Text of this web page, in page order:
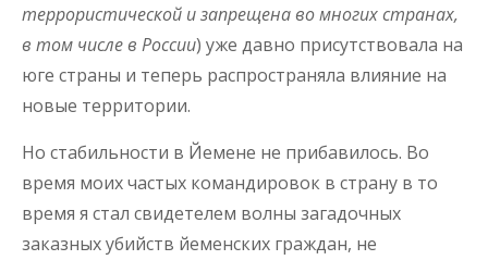
террористической и запрещена во многих странах,
в том числе в России) уже давно присутствовала на
юге страны и теперь распространяла влияние на
новые территории.
Но стабильности в Йемене не прибавилось. Во
время моих частых командировок в страну в то
время я стал свидетелем волны загадочных
заказных убийств йеменских граждан, не